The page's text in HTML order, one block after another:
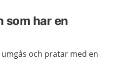
som har en
och pratar med en